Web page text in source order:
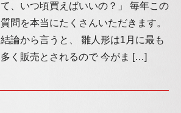
て、いつ頃買えばいいの？」 毎年この
質問を本当にたくさんいただきます。
結論から言うと、 雛人形は1月に最も
多く販売とされるので 今がま […]